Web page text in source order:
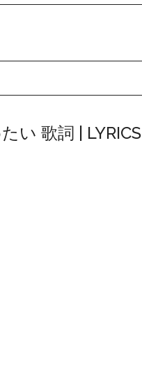
い 歌詞 | LYRICS